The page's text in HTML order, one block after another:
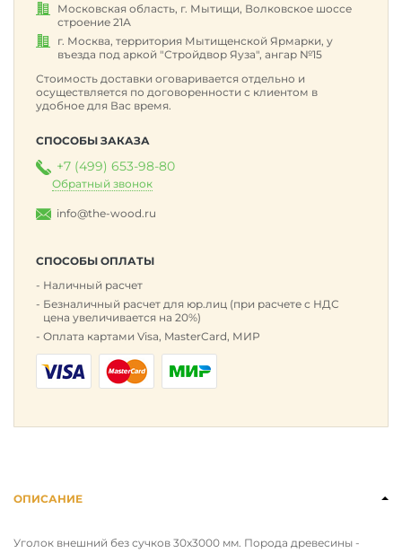
Московская область, г. Мытищи, Волковское шоссе
строение 21А
г. Москва, территория Мытищенской Ярмарки, у
въезда под аркой "Стройдвор Яуза", ангар №15
Стоимость доставки оговаривается отдельно и
осуществляется по договоренности с клиентом в
удобное для Вас время.
СПОСОБЫ ЗАКАЗА
+7 (499) 653-98-80
Обратный звонок
info@the-wood.ru
СПОСОБЫ ОПЛАТЫ
Наличный расчет
Безналичный расчет для юр.лиц (при расчете с НДС
цена увеличивается на 20%)
Оплата картами Visa, MasterCard, МИР
ОПИСАНИЕ
Уголок внешний без сучков 30х3000 мм. Порода древесины -